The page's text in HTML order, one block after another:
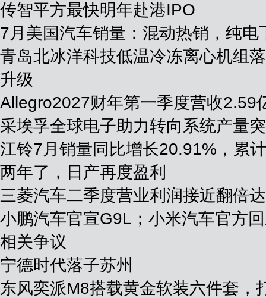
传智平方最快明年赴港IPO
7月美国汽车销量：混动热销，纯电
青岛北冰洋科技低温冷冻离心机组
升级
Allegro2027财年第一季度营收2.59
采埃孚全球电子助力转向系统产量
江铃7月销量同比增长20.91%，累
两年了，日产再度盈利
三菱汽车二季度营业利润接近翻倍
小鹏汽车官宣G9L；小米汽车官方
相关争议
宁德时代落子苏州
东风奕派M8搭载黄金软装六件套，